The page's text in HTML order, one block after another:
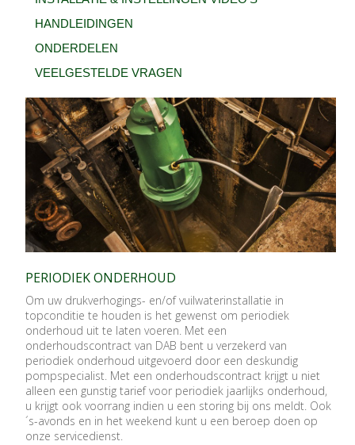
HANDLEIDINGEN
ONDERDELEN
VEELGESTELDE VRAGEN
PERIODIEK ONDERHOUD
Om uw drukverhogings- en/of vuilwaterinstallatie in
topconditie te houden is het gewenst om periodiek
onderhoud uit te laten voeren. Met een
onderhoudscontract van DAB bent u verzekerd van
periodiek onderhoud uitgevoerd door een deskundig
pompspecialist. Met een onderhoudscontract krijgt u niet
alleen een gunstig tarief voor periodiek jaarlijks onderhoud,
u krijgt ook voorrang indien u een storing bij ons meldt. Ook
´s-avonds en in het weekend kunt u een beroep doen op
onze servicedienst.